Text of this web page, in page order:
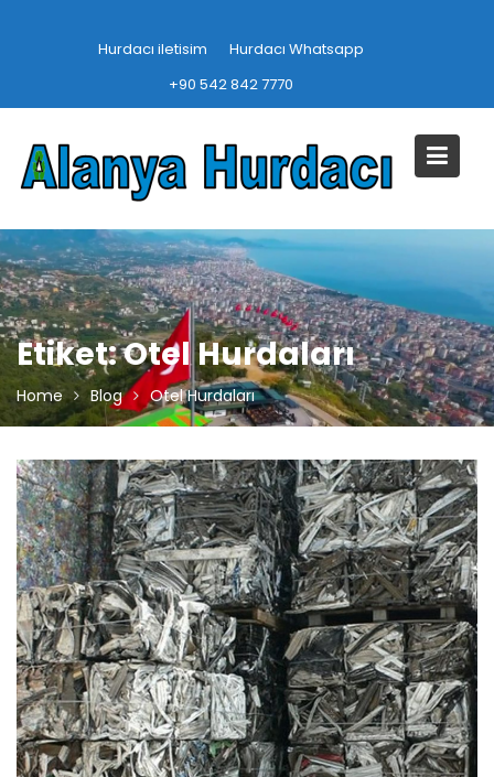
Hurdacı iletisim
Hurdacı Whatsapp
+90 542 842 7770
Etiket:Otel Hurdaları
Home Blog Otel Hurdaları